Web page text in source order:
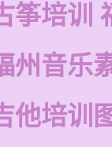
筝培训
州音乐
他培训